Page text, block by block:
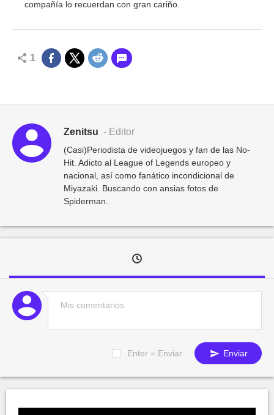
compañía lo recuerdan con gran cariño.
1
Zenitsu - Editor
(Casi)Periodista de videojuegos y fan de las No-
Hit. Adicto al League of Legends europeo y
nacional, así como fanático incondicional de
Miyazaki. Buscando con ansias fotos de
Spiderman.
Enter = Enviar Enviar